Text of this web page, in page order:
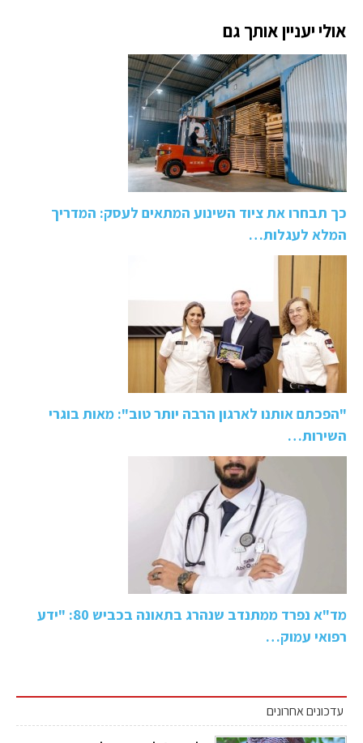
אולי יעניין אותך גם
כך תבחרו את ציוד השינוע המתאים לעסק: המדריך
המלא לעגלות…
"הפכתם אותנו לארגון הרבה יותר טוב": מאות בוגרי
השירות…
מד"א נפרד ממתנדב שנהרג בתאונה בכביש 80: "ידע
רפואי עמוק…
עדכונים אחרונים